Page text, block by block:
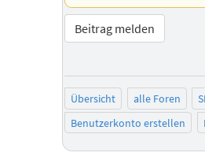
Beitrag melden
Übersicht alle Foren
Benutzerkonto erstellen